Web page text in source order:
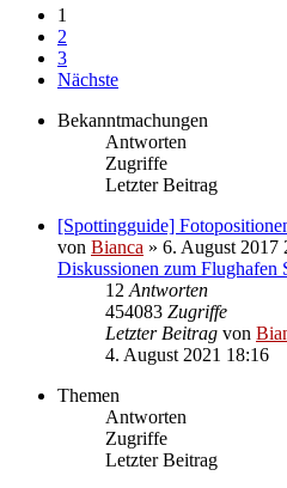
1
2
3
Nächste
Bekanntmachungen
Antworten
Zugriffe
Letzter Beitrag
[Spottingguide]
von Bianca » 6. August 2017
Diskussionen zum Flughafen
12 Antworten
454083 Zugriffe
Letzter Beitrag von
4. August 2021 18:16
Themen
Antworten
Zugriffe
Letzter Beitrag